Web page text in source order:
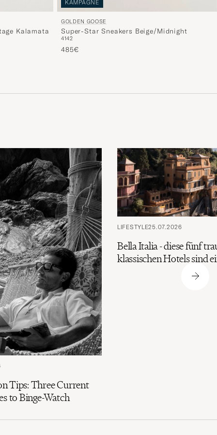
Kalamata
KAMPAGNE
GOLDEN GOOSE
Super-Star Sneakers Beige/Midnight
4142
485€
Tips: Three Current
to Binge-Watch
LIFESTYLE25.07.2026
Bella Italia - diese fünf
klassischen Hotels sind